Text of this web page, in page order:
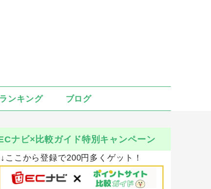
ランキング ブログ
ナビ×比較ガイド特別キャンペーン
こから登録で200円多くゲット！